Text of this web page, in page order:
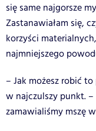
się same najgorsze
Zastanawiałam się,
korzyści
najmniejszego
– Jak możesz robić
w najczulszy punkt. –
zamawialiśmy mszę